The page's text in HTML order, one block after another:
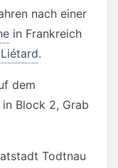
nach einer
in Frankreich
.
dem
in Block 2, Grab
Todtnau